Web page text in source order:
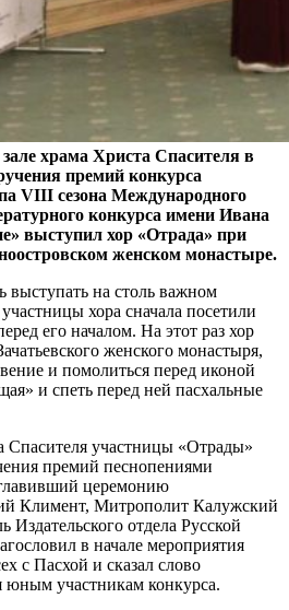
храма Христа Спасителя в
премий конкурса
VIII сезона Международного
конкурса имени Ивана
выступил хор «Отрада» при
женском монастыре.
выступать на столь важном
хора сначала посетили
его началом. На этот раз хор
женского монастыря,
и помолиться перед иконой
и спеть перед ней пасхальные
Спасителя участницы «Отрады»
премий песнопениями
церемонию
Климент, Митрополит Калужский
Издательского отдела Русской
в начале мероприятия
с Пасхой и сказал слово
юным участникам конкурса.